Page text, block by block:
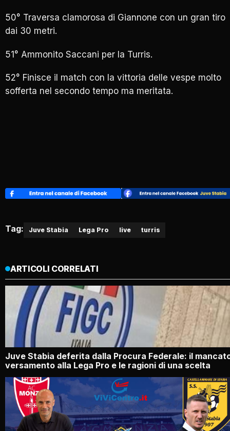
50° Traversa clamorosa di Giannone con un gran tiro
dai 30 metri.
51° Ammonito Saccani per la Turris.
52° Finisce il match con la vittoria delle vespe molto
sofferta nel secondo tempo ma meritata.
Tag: Juve Stabia Lega Pro live turris
ARTICOLI CORRELATI
Juve Stabia deferita dalla Procura Federale: il
versamento alla Lega Pro e le ragioni di una scelta